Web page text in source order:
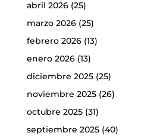
abril 2026(25)
marzo 2026(25)
febrero 2026(13)
enero 2026(13)
diciembre 2025(25)
noviembre 2025(26)
octubre 2025(31)
septiembre 2025(40)